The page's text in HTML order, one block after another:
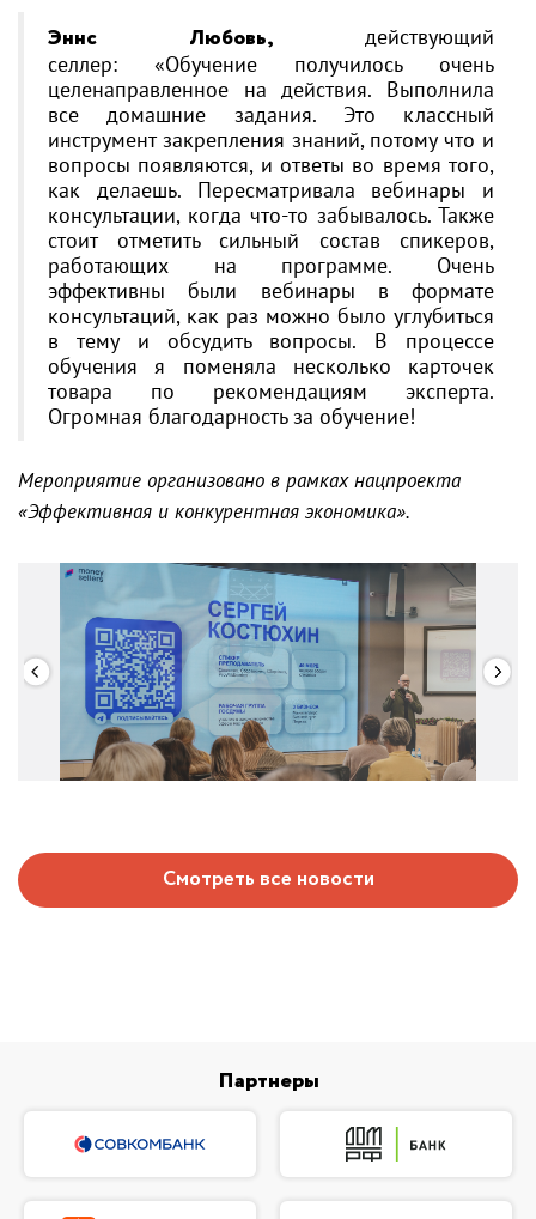
Эннс Любовь,
действующий
селлер: «Обучение получилось очень
целенаправленное на действия. Выполнила
все домашние задания. Это классный
инструмент закрепления знаний, потому что и
вопросы появляются, и ответы во время того,
как делаешь. Пересматривала вебинары и
консультации, когда что-то забывалось. Также
стоит отметить сильный состав спикеров,
работающих на программе. Очень
эффективны были вебинары в формате
консультаций, как раз можно было углубиться
в тему и обсудить вопросы. В процессе
обучения я поменяла несколько карточек
товара по рекомендациям эксперта.
Огромная благодарность за обучение!
Мероприятие организовано в рамках нацпроекта
«Эффективная и конкурентная экономика».
Смотреть все новости
Партнеры